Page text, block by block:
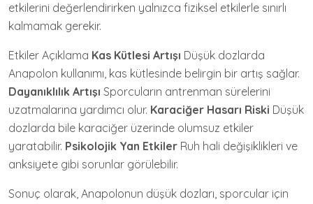
etkilerini değerlendirirken yalnızca fiziksel etkilerle sınırlı
kalmamak gerekir.
Etkiler Açıklama Kas Kütlesi Artışı Düşük dozlarda
Anapolon kullanımı, kas kütlesinde belirgin bir artış sağlar.
Dayanıklılık Artışı Sporcuların antrenman sürelerini
uzatmalarına yardımcı olur. Karaciğer Hasarı Riski Düşük
dozlarda bile karaciğer üzerinde olumsuz etkiler
yaratabilir. Psikolojik Yan Etkiler Ruh hali değişiklikleri ve
anksiyete gibi sorunlar görülebilir.
Sonuç olarak, Anapolonun düşük dozları, sporcular için